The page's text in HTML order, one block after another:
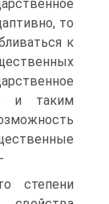
то
к
и таким
степени